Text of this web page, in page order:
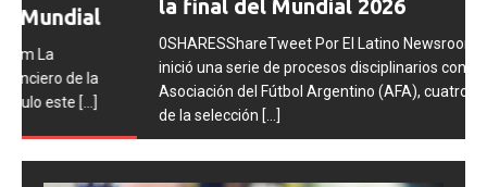
la final del Mundial 2026
0SHARESShareTweet Por El Latino Newsroom La FIFA
inició una serie de procesos disciplinarios contra la
Asociación del Fútbol Argentino (AFA), cuatro integrantes
de la selección
[...]